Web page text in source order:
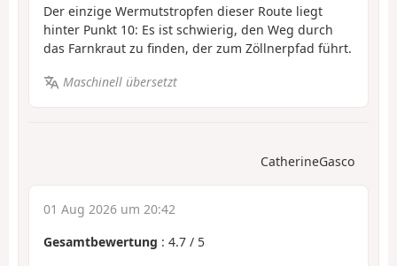
Der einzige Wermutstropfen dieser Route liegt
hinter Punkt 10: Es ist schwierig, den Weg durch
das Farnkraut zu finden, der zum Zöllnerpfad führt.
Maschinell übersetzt
CatherineGasco
01 Aug 2026 um 20:42
Gesamtbewertung : 4.7 / 5